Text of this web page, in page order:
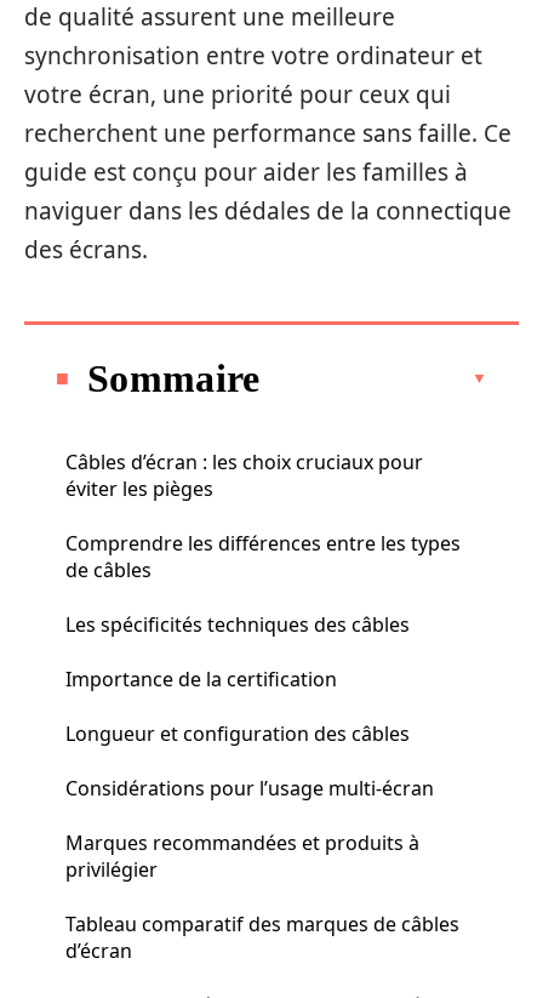
de qualité assurent une meilleure
synchronisation entre votre ordinateur et
votre écran, une priorité pour ceux qui
recherchent une performance sans faille. Ce
guide est conçu pour aider les familles à
naviguer dans les dédales de la connectique
des écrans.
Sommaire
Câbles d’écran : les choix cruciaux pour
éviter les pièges
Comprendre les différences entre les types
de câbles
Les spécificités techniques des câbles
Importance de la certification
Longueur et configuration des câbles
Considérations pour l’usage multi-écran
Marques recommandées et produits à
privilégier
Tableau comparatif des marques de câbles
d’écran